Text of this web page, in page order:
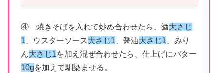
④ 焼きそばを入れて炒め合わせたら、酒大さじ
1 、ウスターソース大さじ1 、醤油大さじ1 、みり
ん大さじ1を加え混ぜ合わせたら、仕上げにバター
10gを加えて馴染ませる。